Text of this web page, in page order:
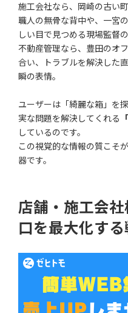
施工会社なら、岡崎の古い
職人の無骨な背中や、一宮
しい目で見つめる現場監督の
不動産管理なら、豊田のオ
合い、トラブルを解決した
瞬の表情。
ユーザーは「綺麗な箱」を
実な問題を解決してくれる
しているのです。
この視覚的な情報の質こそ
器です。
店舗・施工会
口を最大化する